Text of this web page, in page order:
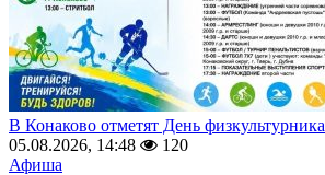
В Конаково отметят День физкультурника
05.08.2026, 14:48
120
Афиша